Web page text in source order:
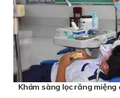
Khám sàng lọc răng miệng